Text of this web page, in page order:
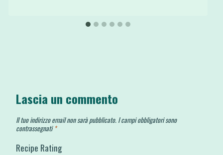
Lascia un commento
Il tuo indirizzo email non sarà pubblicato. I campi obbligatori sono
contrassegnati *
Recipe Rating